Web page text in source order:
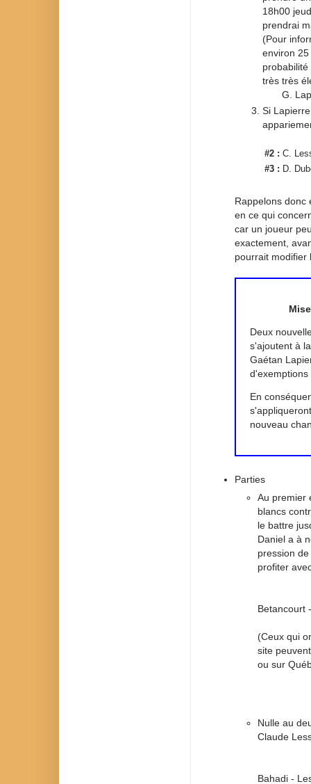
18h00
prendrai
(Pour
environ
très très
G.
Si
#2 : C.
#3 : D.
Rappelons donc
en ce qui
car un joueur
exactement,
pourrait modifier
Deux
s'ajoutent à
Gaétan
En
nouveau
Parties
Au premier
blancs
le battre
Daniel a à
pression
profiter
Betancourt
(Ceux qui
site
ou sur
Nulle au
Claude
Bahadi -